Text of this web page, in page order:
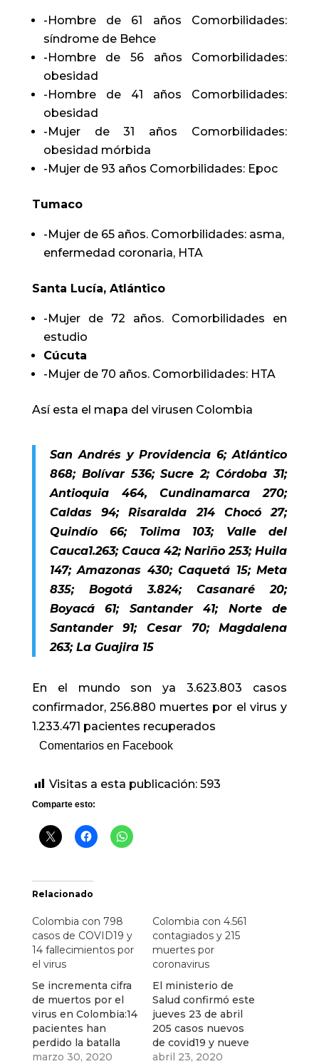
-Hombre de 61 años Comorbilidades:
síndrome de Behce
-Hombre de 56 años Comorbilidades:
obesidad
-Hombre de 41 años Comorbilidades:
obesidad
-Mujer de 31 años Comorbilidades:
obesidad mórbida
-Mujer de 93 años Comorbilidades: Epoc
Tumaco
-Mujer de 65 años. Comorbilidades: asma,
enfermedad coronaria, HTA
Santa Lucía, Atlántico
-Mujer de 72 años. Comorbilidades en
estudio
Cúcuta
-Mujer de 70 años. Comorbilidades: HTA
Así esta el mapa del virusen Colombia
San Andrés y Providencia 6; Atlántico
868; Bolívar 536; Sucre 2; Córdoba 31;
Antioquia 464, Cundinamarca 270;
Caldas 94; Risaralda 214 Chocó 27;
Quindío 66; Tolima 103; Valle del
Cauca1.263; Cauca 42; Nariño 253; Huila
147; Amazonas 430; Caquetá 15; Meta
835; Bogotá 3.824; Casanaré 20;
Boyacá 61; Santander 41; Norte de
Santander 91; Cesar 70; Magdalena
263; La Guajira 15
En el mundo son ya 3.623.803 casos
confirmador, 256.880 muertes por el virus y
1.233.471 pacientes recuperados
Comentarios en Facebook
Visitas a esta publicación: 593
Comparte esto:
Relacionado
Colombia con 798
casos de COVID19 y
14 fallecimientos por
el virus
Se incrementa cifra
de muertos por el
virus en Colombia:14
pacientes han
perdido la batalla
contra el COVID 19.
marzo 30, 2020
Colombia con 4.561
contagiados y 215
muertes por
coronavirus
El ministerio de
Salud confirmó este
jueves 23 de abril
205 casos nuevos
de covid19 y nueve
fallecimientos que
abril 23, 2020